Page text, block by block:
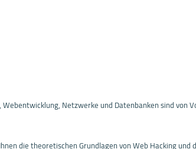
Netzwerke und Datenbanken sind von
die theoretischen Grundlagen von Web Hacking und